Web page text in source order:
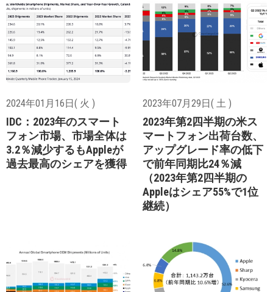
2024年01月16日( 火 )
IDC：2023年のスマート
フォン市場、市場全体は
3.2％減少するもAppleが
過去最高のシェアを獲得
2023年07月29日( 土 )
2023年第2四半期の米ス
マートフォン出荷台数、
アップグレード率の低下
で前年同期比24％減
（2023年第2四半期の
Appleはシェア55%で1位
継続）